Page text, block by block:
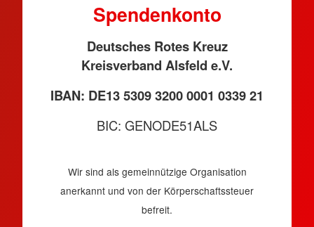
Spendenkonto
Deutsches Rotes Kreuz
Kreisverband Alsfeld e.V.
IBAN: DE13 5309 3200 0001 0339 21
BIC: GENODE51ALS
Wir sind als gemeinnützige Organisation
anerkannt und von der Körperschaftssteuer
befreit.